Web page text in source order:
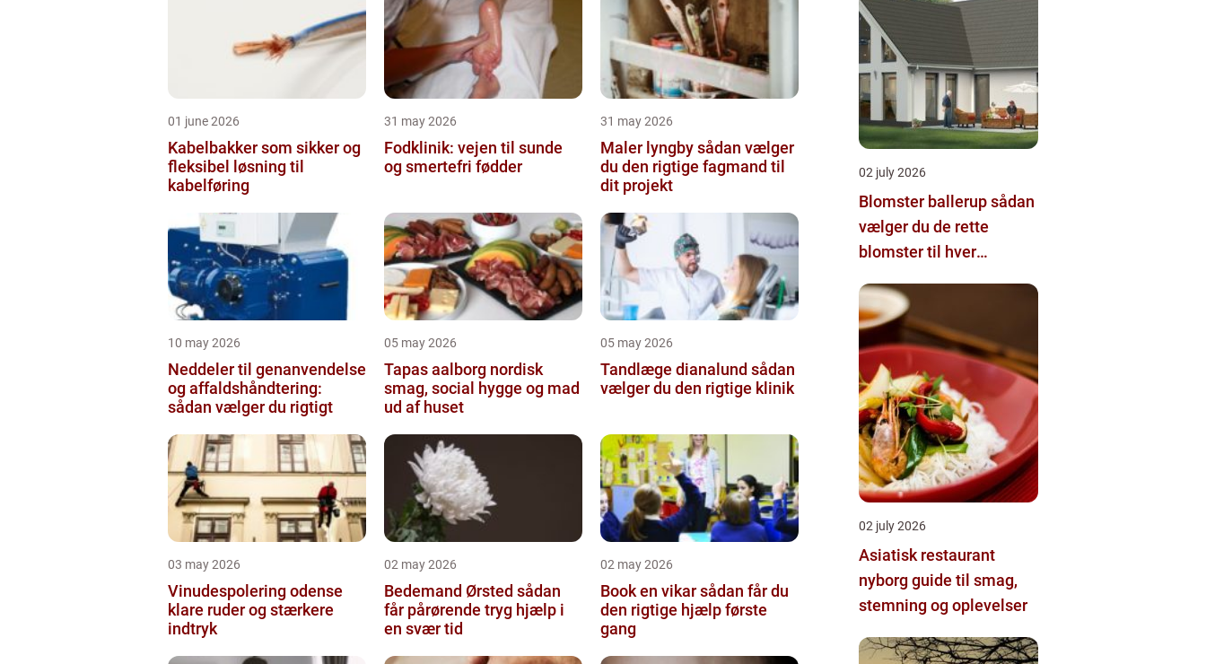
01 june 2026
Kabelbakker som sikker og
fleksibel løsning til
kabelføring
31 may 2026
Fodklinik: vejen til sunde
og smertefri fødder
31 may 2026
Maler lyngby sådan vælger
du den rigtige fagmand til
dit projekt
10 may 2026
Neddeler til genanvendelse
og affaldshåndtering:
sådan vælger du rigtigt
05 may 2026
Tapas aalborg nordisk
smag, social hygge og mad
ud af huset
05 may 2026
Tandlæge dianalund sådan
vælger du den rigtige klinik
03 may 2026
Vinudespolering odense
klare ruder og stærkere
indtryk
02 may 2026
Bedemand Ørsted sådan
får pårørende tryg hjælp i
en svær tid
02 may 2026
Book en vikar sådan får du
den rigtige hjælp første
gang
02 july 2026
Blomster ballerup sådan
vælger du de rette
blomster til hver
02 july 2026
Asiatisk restaurant
nyborg guide til smag,
stemning og oplevelser